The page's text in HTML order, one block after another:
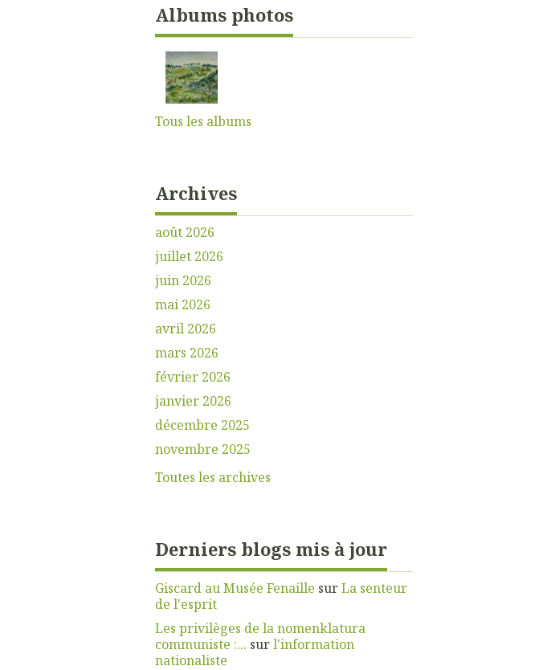
Albums photos
Tous les albums
Archives
août 2026
juillet 2026
juin 2026
mai 2026
avril 2026
mars 2026
février 2026
janvier 2026
décembre 2025
novembre 2025
Toutes les archives
Derniers blogs mis à jour
Giscard au Musée Fenaille surLa senteur
de l'esprit
Les privilèges de la nomenklatura
communiste :... surl'information
nationaliste